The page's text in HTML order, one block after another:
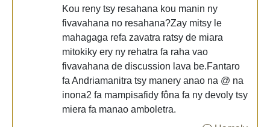
Kou reny tsy resahana kou manin ny
fivavahana no resahana?Zay mitsy le
mahagaga refa zavatra ratsy de miara
mitokiky ery ny rehatra fa raha vao
fivavahana de discussion lava be.Fantaro
fa Andriamanitra tsy manery anao na @ na
inona2 fa mampisafidy fôna fa ny devoly tsy
miera fa manao amboletra.